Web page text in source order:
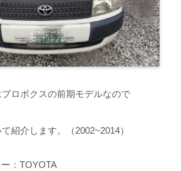
ロボクスの前期モデルなので
紹介します。（2002~2014）
：TOYOTA